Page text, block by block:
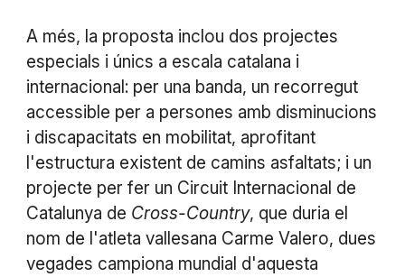
A més, la proposta inclou dos projectes
especials i únics a escala catalana i
internacional: per una banda, un recorregut
accessible per a persones amb disminucions
i discapacitats en mobilitat, aprofitant
l'estructura existent de camins asfaltats; i un
projecte per fer un Circuit Internacional de
Catalunya de Cross-Country, que duria el
nom de l'atleta vallesana Carme Valero, dues
vegades campiona mundial d'aquesta